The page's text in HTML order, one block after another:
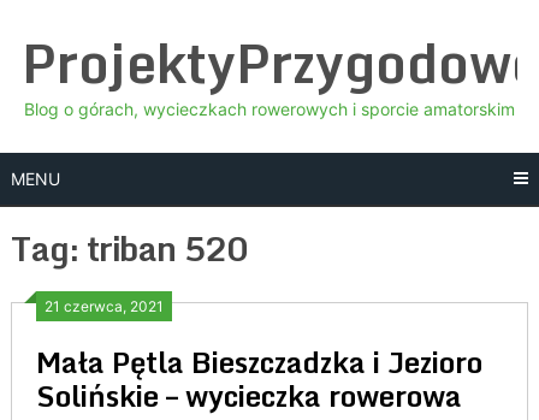
content
Blog o górach, wycieczkach rowerowych i sporcie amatorskim
MENU
Tag:triban 520
21 czerwca, 2021
Mała Pętla Bieszczadzka i Jezioro
Solińskie – wycieczka rowerowa